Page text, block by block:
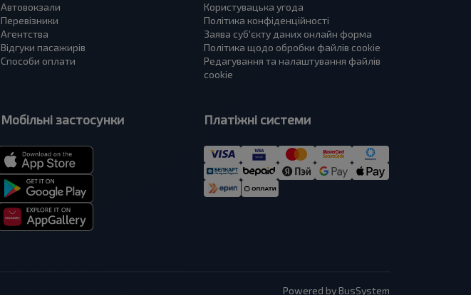
Автовокзали
Перевізники
Агентства
Відгуки пасажирів
Способи оплати
Користувацька угода
Політика конфіденційності
Заява суб'єкту даних онлайн форма
Політика щодо обробки файлів cookie
Редагування та налаштування файлів
cookie
Мобільні застосунки Платіжні системи
Powered by BusSystem